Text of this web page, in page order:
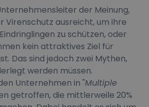
der Meinung,
Virenschutz ausreicht, um ihre
zu schützen, oder
kein attraktives Ziel für
Das sind jedoch zwei Mythen,
werden müssen.
Unternehmen in "Multiple
getroffen, die mittlerweile 20%